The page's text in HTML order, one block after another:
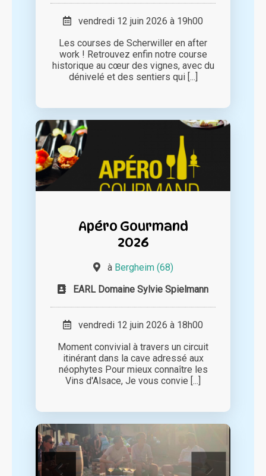
vendredi 12 juin 2026 à 19h00
Les courses de Scherwiller en after
work ! Retrouvez enfin notre course
historique au cœur des vignes, avec du
dénivelé et des sentiers qui [...]
Apéro Gourmand
2026
à Bergheim (68)
EARL Domaine Sylvie Spielmann
vendredi 12 juin 2026 à 18h00
Moment convivial à travers un circuit
itinérant dans la cave adressé aux
néophytes Pour mieux connaître les
Vins d'Alsace, Je vous convie [...]